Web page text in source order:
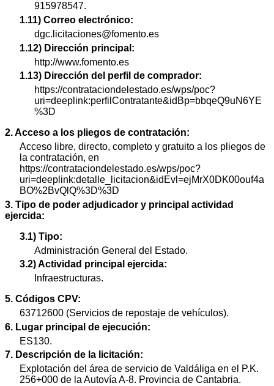
915978547.
1.11) Correo electrónico:
dgc.licitaciones@fomento.es
1.12) Dirección principal:
http://www.fomento.es
1.13) Dirección del perfil de comprador:
https://contrataciondelestado.es/wps/poc?
uri=deeplink:perfilContratante&idBp=bbqeQ9uN6YE
%3D
2. Acceso a los pliegos de contratación:
Acceso libre, directo, completo y gratuito a los pliegos de
la contratación, en
https://contrataciondelestado.es/wps/poc?
uri=deeplink:detalle_licitacion&idEvl=ejMrX0DK00ouf4a
BO%2BvQlQ%3D%3D
3. Tipo de poder adjudicador y principal actividad
ejercida:
3.1) Tipo:
Administración General del Estado.
3.2) Actividad principal ejercida:
Infraestructuras.
5. Códigos CPV:
63712600 (Servicios de repostaje de vehículos).
6. Lugar principal de ejecución:
ES130.
7. Descripción de la licitación:
Explotación del área de servicio de Valdáliga en el P.K.
256+000 de la Autovía A-8. Provincia de Cantabria.